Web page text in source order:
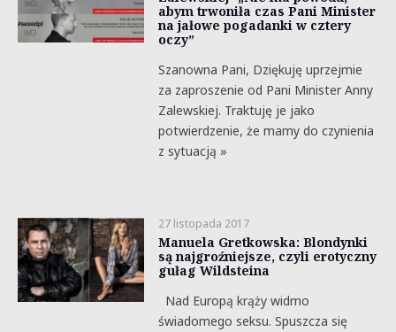
abym trwoniła czas Pani Minister
na jałowe pogadanki w cztery
oczy”
Szanowna Pani, Dziękuję uprzejmie
za zaproszenie od Pani Minister Anny
Zalewskiej. Traktuję je jako
potwierdzenie, że mamy do czynienia
z sytuacją »
27 listopada 2017
Manuela Gretkowska: Blondynki
są najgroźniejsze, czyli erotyczny
gułag Wildsteina
Nad Europą krąży widmo
świadomego seksu. Spuszcza się